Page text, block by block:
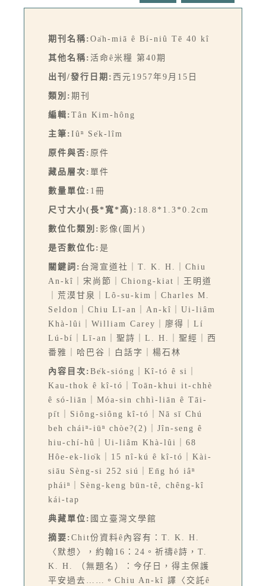
期刊名稱: Oa̍h-miā ê Bí-niû Tē 40 kî
其他名稱: 活命ê米糧 第40期
出刊/發行日期: 西元1957年9月15日
類別: 期刊
編輯: Tân Kim-hông
主筆: Iûⁿ Se̍k-lîm
原件與否: 原件
藏品層次: 單件
數量單位: 1冊
尺寸大小(長*寬*高): 18.8*1.3*0.2cm
數位化類別: 影像(圖片)
是否數位化: 是
關鍵詞: 台灣宣道社｜T. K. H.｜Chiu
An-kî｜宋尚節｜Chiong-kiat｜王明道
｜荒漠甘泉｜Lô-su-kim｜Charles M.
Seldon｜Chiu Lī-an｜An-kî｜Ui-liâm
Khà-lûi｜William Carey｜廖得｜Lí
Lú-bí｜Lī-an｜聖詩｜L. H.｜聖經｜西
番雅｜哈巴谷｜白話字｜楊石林
內容目次: Be̍k-sióng｜Kî-tó ê si｜
Kau-thok ê kî-tó｜Toān-khui it-chhè
ê só-liān｜Móa-sin chhì-liān ê Tāi-
pi̍t｜Siông-siông kî-tó｜Nā sī Chú
beh cháiⁿ-iūⁿ chòe?(2)｜Jîn-seng ê
hiu-chí-hû｜Ui-liâm Khà-lûi｜68
Hôe-ek-lio̍k｜15 nî-kú ê kî-tó｜Kài-
siāu Sèng-si 252 siú｜En̄g hó iâⁿ
pháiⁿ｜Sèng-keng būn-tê, chêng-kî
kái-tap
典藏單位: 國立臺灣文學館
摘要: Chit份資料ê內容有：T. K. H.
〈默想〉，約翰16：24。祈禱ê詩，T.
K. H. （無題名）：今仔日，得主保護
平安過去……。Chiu An-kî 譯〈交託ê